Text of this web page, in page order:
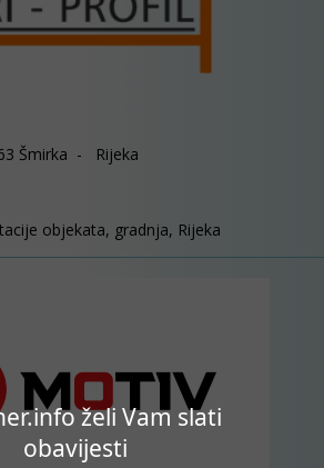
želi Vam slati
obavijesti
Šmirka - Rijeka
objekata, gradnja, Rijeka